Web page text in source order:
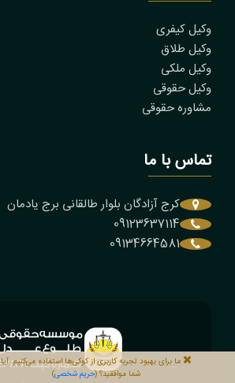
وکیل کیفری
وکیل طلاق
وکیل ملکی
وکیل حقوقی
مشاوره حقوقی
تماس با ما
کرج آزادگان بلوار طالقانی برج یادمان
09123637114
09134664581
ما برای بهبود تجربه کاربری از کوکی‌ها استفاده می‌کنیم. آیا
شما موافقید؟ (حریم شخصی)